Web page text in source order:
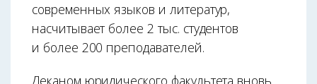
современных языков и литератур,
насчитывает более 2 тыс. студентов
и более 200 преподавателей.
Деканом юридического факультета вновь